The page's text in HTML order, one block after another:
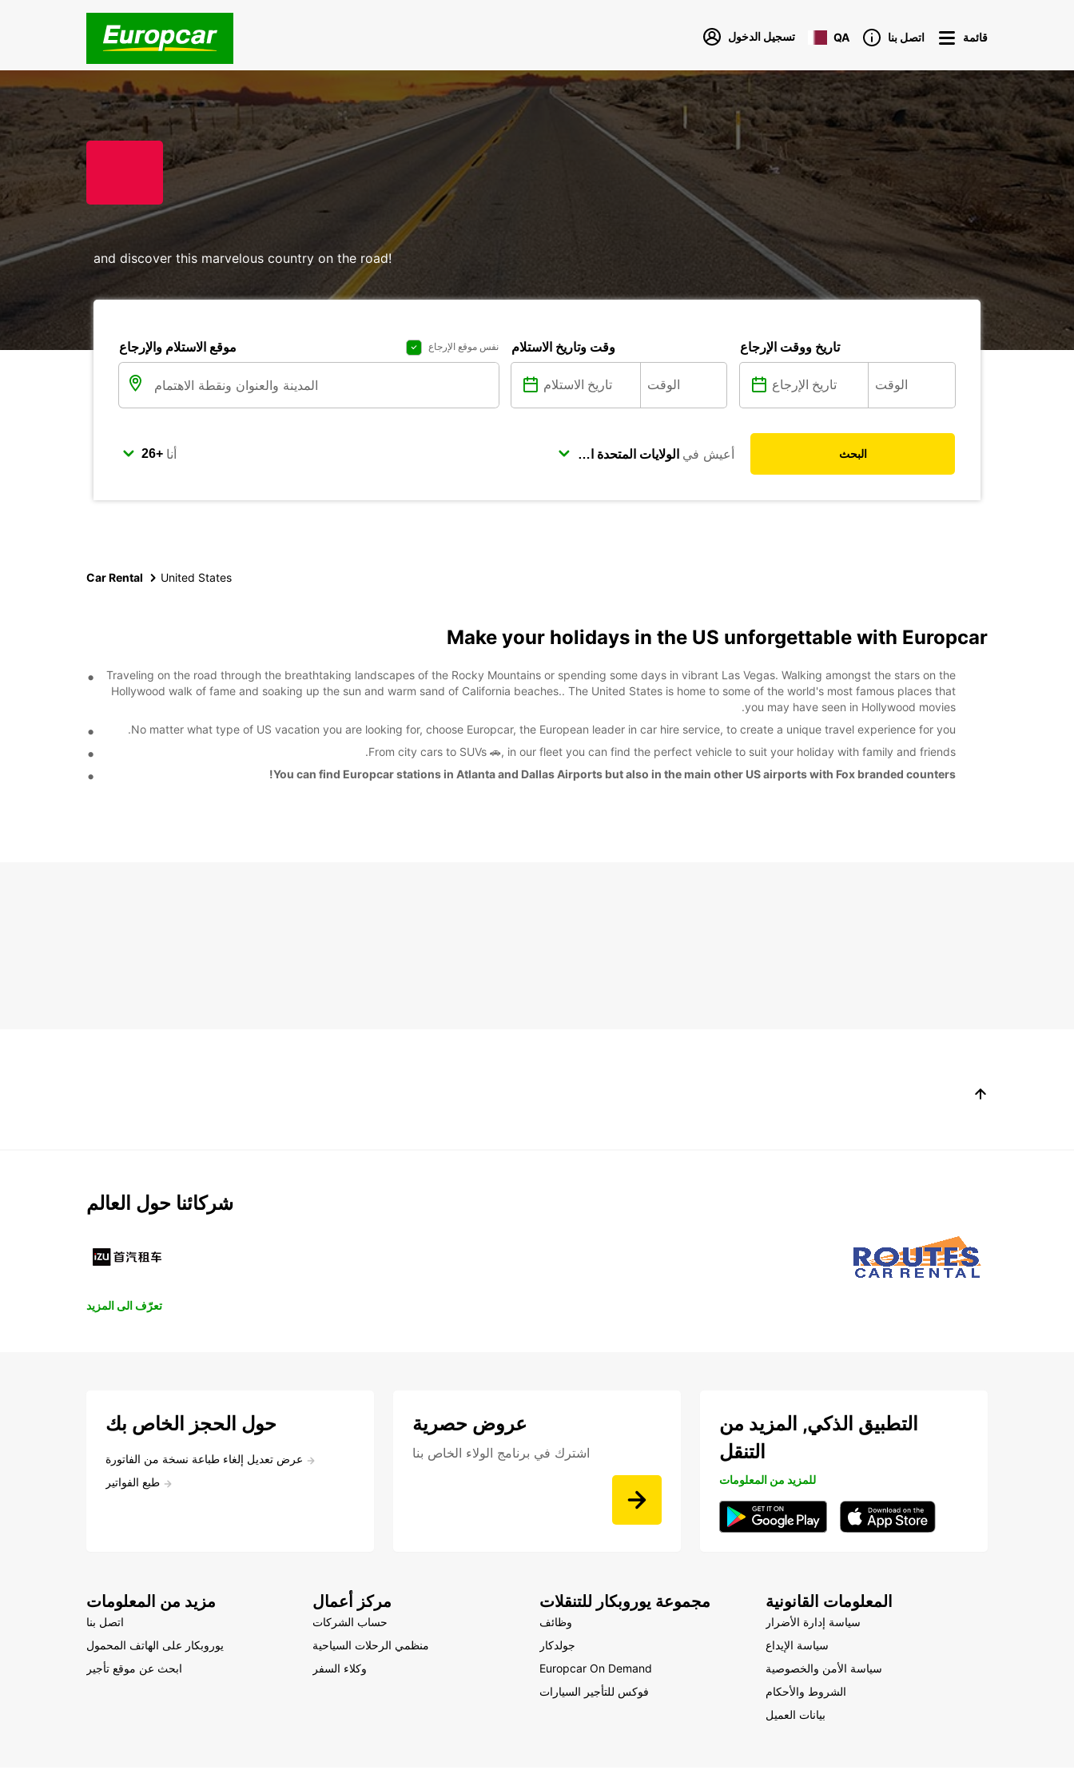
تسجيل الدخول QA اتصل بنا قائمة
and discover this marvelous country on the road!
موقع الاستلام والإرجاع نفس موقع الإرجاع وقت وتاريخ الاستلام تاريخ ووقت الإرجاع
أنا أعيش في البحث
Car Rental United States
Make your holidays in the US unforgettable with Europcar
Traveling on the road through the breathtaking landscapes of the Rocky Mountains or spending some days in vibrant Las Vegas. Walking amongst the stars on the
Hollywood walk of fame and soaking up the sun and warm sand of California beaches.. The United States is home to some of the world's most famous places that
you may have seen in Hollywood movies.
No matter what type of US vacation you are looking for, choose Europcar, the European leader in car hire service, to create a unique travel experience for you.
From city cars to SUVs 🚗, in our fleet you can find the perfect vehicle to suit your holiday with family and friends.
You can find Europcar stations in Atlanta and Dallas Airports but also in the main other US airports with Fox branded counters!
شركائنا حول العالم
تعرّف الى المزيد
حول الحجز الخاص بك
عرض تعديل إلغاء طباعة نسخة من الفاتورة
طبع الفواتير
عروض حصرية
اشترك في برنامج الولاء الخاص بنا
التطبيق الذكي, المزيد من
التنقل
للمزيد من المعلومات
مزيد من المعلومات
اتصل بنا
يوروبكار على الهاتف المحمول
ابحث عن موقع تأجير
مركز أعمال
حساب الشركات
منظمي الرحلات السياحية
وكلاء السفر
مجموعة يوروبكار للتنقلات
وظائف
جولدكار
Europcar On Demand
فوكس للتأجير السيارات
المعلومات القانونية
سياسة إدارة الأضرار
سياسة الإيداع
سياسة الأمن والخصوصية
الشروط والأحكام
بيانات العميل